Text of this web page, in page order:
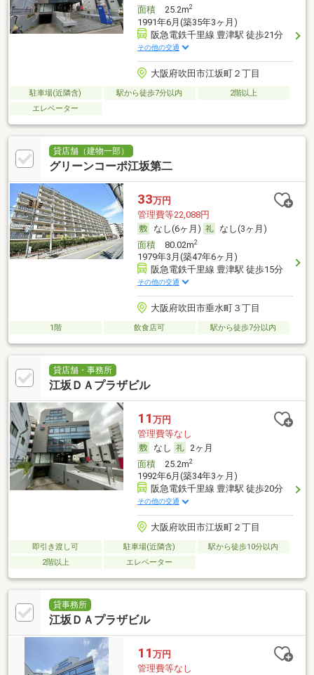
面積25.2m2
1991年6月(築35年3ヶ月)
阪急電鉄千里線 豊津駅 徒歩21分
その他の交通
大阪府吹田市江坂町２丁目
駐車場(近隣含) 駅から徒歩7分以内
2階以上
エレベーター
貸店舗（建物一部）
グリーンコーポ江坂第二
33万円
管理費等22,088円
なし(6ヶ月)
なし(3ヶ月)
面積80.02m2
1979年3月(築47年6ヶ月)
阪急電鉄千里線 豊津駅 徒歩15分
その他の交通
大阪府吹田市垂水町３丁目
1階 飲食店可 駅から徒歩7分以内
貸店舗・事務所
江坂ＤＡプラザビル
11 万円
管理費等なし
なし
2ヶ月
面積25.2m2
1992年6月(築34年3ヶ月)
阪急電鉄千里線 豊津駅 徒歩20分
その他の交通
大阪府吹田市江坂町２丁目
即引き渡し可 駐車場(近隣含)
駅から徒歩10分以内
2階以上
エレベーター
貸事務所
江坂ＤＡプラザビル
11 万円
管理費等なし